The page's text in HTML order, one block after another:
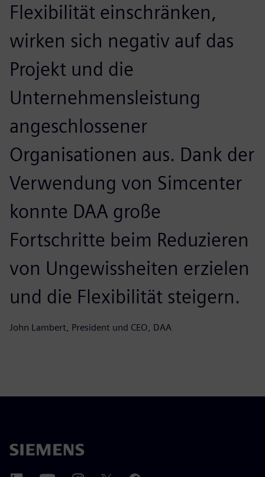
Flexibilität einschränken,
wirken sich negativ auf das
Projekt und die
Unternehmensleistung
angeschlossener
Organisationen aus. Dank der
Verwendung von Simcenter
konnte DAA große
Fortschritte beim Reduzieren
von Ungewissheiten erzielen
und die Flexibilität steigern.
John Lambert, President und CEO, DAA